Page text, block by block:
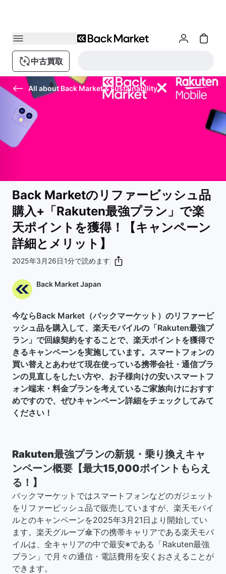
中古買取
All about Back Market & sustainability
Back Marketのリファービッシュ品
購入+「Rakuten最強プラン」で楽
天ポイントを獲得！【キャンペーン
詳細とメリット】
2025年3月26日 1分で読めます
Back Market Japan
今ならBack Market（バックマーケット）のリファービ
ッシュ品を購入して、楽天モバイルの「Rakuten最強プ
ラン」で回線契約をすることで、楽天ポイントを獲得で
きるキャンペーンを実施しています。スマートフォンの
買い替えとあわせて現在使っている携帯会社・通信プラ
ンの見直しをしたい方や、お子様向けの安いスマートフ
ォン端末・料金プランを考えているご家族向けにおすす
めですので、ぜひキャンペーン詳細をチェックしてみて
ください！
Rakuten最強プランの新規・乗り換えキャ
ンペーン概要【最大15,000ポイントもらえ
る！】
バックマーケットではスマートフォンなどのガジェット
をリファービッシュ品で販売していますが、楽天モバイ
ルとのキャンペーンを2025年3月21日より開始してい
ます。楽天グループ傘下の携帯キャリアである楽天モバ
イルは、全キャリアの中で最安※である「Rakuten最強
プラン」で月々の通信・電話費用を安くおさえることが
できます。